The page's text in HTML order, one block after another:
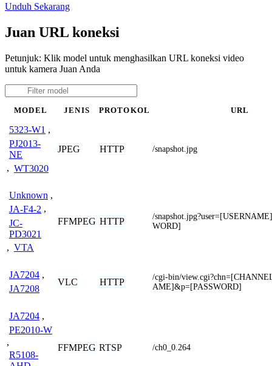
Unduh Sekarang
Juan URL koneksi
Petunjuk: Klik model untuk menghasilkan URL koneksi video
untuk kamera Juan Anda
MODEL JENIS PROTOKOL URL
5323-W1 ,
PJ2013-
NE
, WT3020
JPEG HTTP /snapshot.jpg
Unknown ,
JA-F4-2 ,
JC-
PD3021
, VTA
FFMPEG HTTP
/
WORD]
JA7204 ,
JA7208
VLC HTTP
/cgi-bin/
AME]&p=[PASSWORD]
JA7204 ,
PE2010-W
,
R5108-
FFMPEG RTSP /ch0_0.264